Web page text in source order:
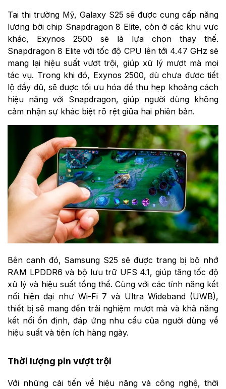
Tại thị trường Mỹ, Galaxy S25 sẽ được cung cấp năng
lượng bởi chip Snapdragon 8 Elite, còn ở các khu vực
khác, Exynos 2500 sẽ là lựa chọn thay thế.
Snapdragon 8 Elite với tốc độ CPU lên tới 4.47 GHz sẽ
mang lại hiệu suất vượt trội, giúp xử lý mượt mà mọi
tác vụ. Trong khi đó, Exynos 2500, dù chưa được tiết
lộ đầy đủ, sẽ được tối ưu hóa để thu hẹp khoảng cách
hiệu năng với Snapdragon, giúp người dùng không
cảm nhận sự khác biệt rõ rệt giữa hai phiên bản.
Bên cạnh đó, Samsung S25 sẽ được trang bị bộ nhớ
RAM LPDDR6 và bộ lưu trữ UFS 4.1, giúp tăng tốc độ
xử lý và hiệu suất tổng thể. Cùng với các tính năng kết
nối hiện đại như Wi-Fi 7 và Ultra Wideband (UWB),
thiết bị sẽ mang đến trải nghiệm mượt mà và khả năng
kết nối ổn định, đáp ứng nhu cầu của người dùng về
hiệu suất và tiện ích hàng ngày.
Thời lượng pin vượt trội
Với những cải tiến về hiệu năng và công nghệ, thời